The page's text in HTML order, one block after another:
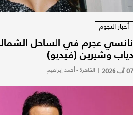
أخبار النجوم
نانسي عجرم في الساحل
دياب وشيرين (فيديو)
07 آب 2026 | القاهرة - أحمد إبراهيم